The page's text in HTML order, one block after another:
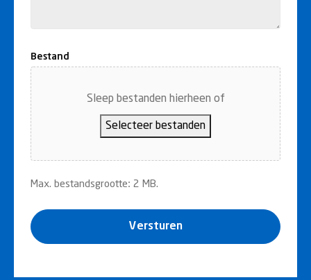
Bestand
Sleep bestanden hierheen of
Selecteer bestanden
Max. bestandsgrootte: 2 MB.
Versturen